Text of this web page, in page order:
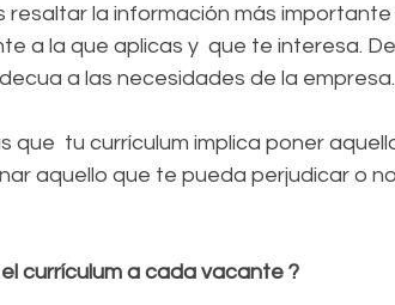
resaltar la información más importante
a la que aplicas y  que te interesa.
a las necesidades de la empresa.
tu currículum implica poner
aquello que te pueda perjudicar o
currículum a cada vacante ?